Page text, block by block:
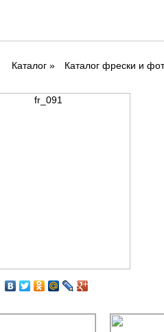
Каталог» Каталог фрески и